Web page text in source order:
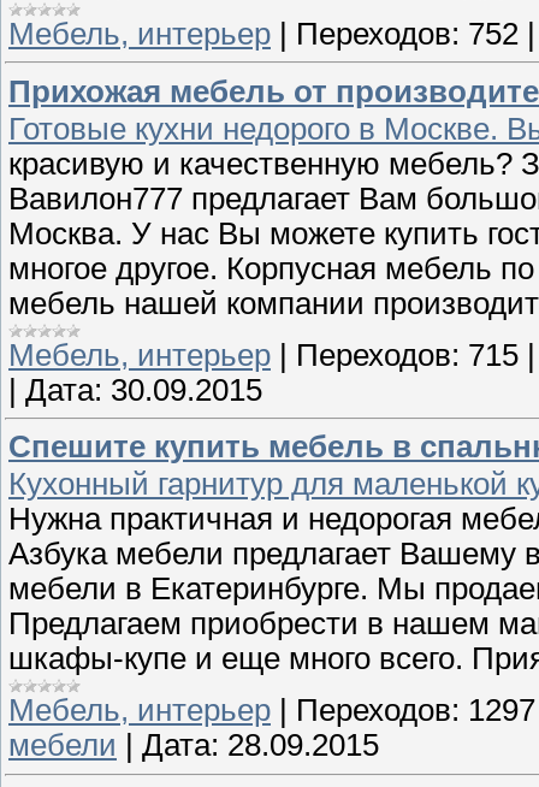
Мебель, интерьер
Переходов: 752
Прихожая мебель от
Готовые кухни недорого в Москве.
красивую и качественную мебель?
Вавилон777 предлагает Вам
Москва. У нас Вы можете купить
многое другое. Корпусная мебель
мебель нашей компании
Мебель, интерьер | Переходов: 715
| Дата: 30.09.2015
Спешите купить мебель в
Кухонный гарнитур для маленькой
Нужна практичная и недорогая
Азбука мебели предлагает
мебели в Екатеринбурге. Мы
Предлагаем приобрести в нашем
шкафы-купе и еще много всего.
Мебель, интерьер
Переходов: 1297
мебели
Дата: 28.09.2015